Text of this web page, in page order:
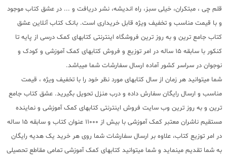
قلم چی ، مبتکران، خیلی سبز، راه اندیشه، نشر دریافت و ... در عشق کتاب موجود
و با قیمت مناسب و تخفیف ویژه قابل خریداری است. بانک کتاب آنلاین عشق
کتاب جامع ترین و به روز ترین فروشگاه اینترنتی کتابهای کمک درسی از پایه تا
کنکور با سابقه 15 ساله در امر توزیع و فروش کتابهای کمک آموزشی و کودک و
نوجوان در سراسر کشور آماده ارسال سفارشات شما میباشد.
شما میتوانید هر زمان از سال کتابهای مورد نظر خود را با تخفیف ویژه ، قیمت
مناسب و ارسال رایگان سفارش داده و درب منزل تحویل بگیرید. عشق کتاب جامع
ترین و به روز ترین وب سایت فروش اینترنتی کتابهای کمک آموزشی و نماینده
مستقیم ناشران معتبر کمک آموزشی با بیش از 11000 عنوان کتاب و سابقه 15 ساله
در امر توزیع کتاب، علاوه بر ارسال سفارشات شما روی هر خرید یک هدیه رایگان
به شما تقدیم مینماید و شما میتوانید کتابهای کمک آموزشی تمامی مقاطع تحصیلی